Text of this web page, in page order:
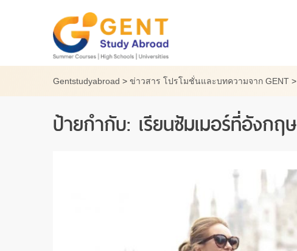
Gentstudyabroad > ข่าวสาร โปรโมชั่นและบทความจาก GENT >
ป้ายกำกับ: เรียนซัมเมอร์ที่อังกฤษ